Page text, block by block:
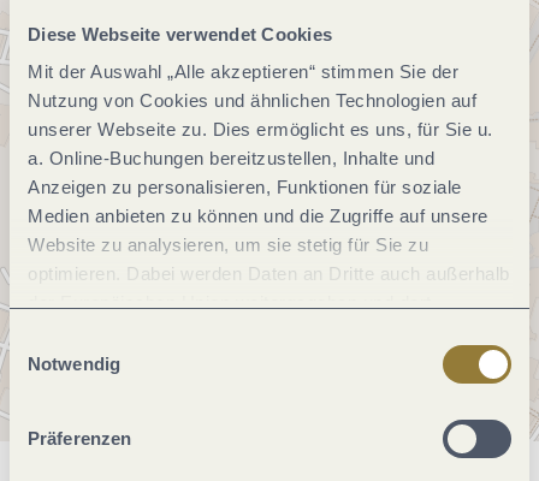
Diese Webseite verwendet Cookies
Mit der Auswahl „Alle akzeptieren“ stimmen Sie der
Nutzung von Cookies und ähnlichen Technologien auf
unserer Webseite zu. Dies ermöglicht es uns, für Sie u.
a. Online-Buchungen bereitzustellen, Inhalte und
Anzeigen zu personalisieren, Funktionen für soziale
Medien anbieten zu können und die Zugriffe auf unsere
Website zu analysieren, um sie stetig für Sie zu
optimieren. Dabei werden Daten an Dritte auch außerhalb
jederzeit widerrufen werden. Mit der Auswahl "Alle
ablehnen" kann es zu Beeinträchtigungen in der Nutzung
Einwilligungsauswahl
Notwendig
Präferenzen